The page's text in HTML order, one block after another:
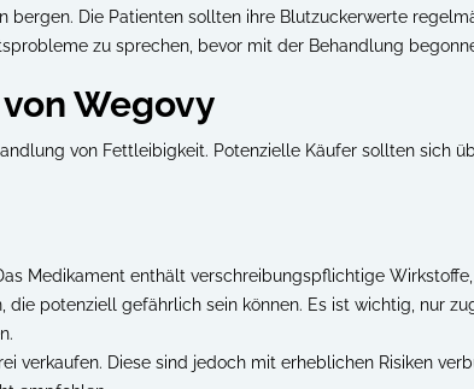
bergen. Die Patienten sollten ihre Blutzuckerwerte
zu sprechen, bevor mit der Behandlung
Wegovy
von Fettleibigkeit. Potenzielle Käufer sollten sich
Medikament enthält verschreibungspflichtige
potenziell gefährlich sein können. Es ist wichtig, nur
verkaufen. Diese sind jedoch mit erheblichen Risiken